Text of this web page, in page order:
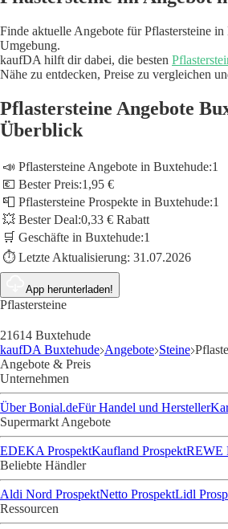
Finde aktuelle Angebote für Pflastersteine
Umgebung.
kaufDA hilft dir dabei, die besten
Nähe zu entdecken, Preise zu vergleichen
Pflastersteine Angebote
Überblick
📣 Pflastersteine Angebote in Buxtehude:1
💶 Bester Preis:1,95 €
📮 Pflastersteine Prospekte in Buxtehude:1
💥 Bester Deal:0,33 € Rabatt
🛒 Geschäfte in Buxtehude:1
⏱️ Letzte Aktualisierung: 31.07.2026
App herunterladen!
Pflastersteine
21614 Buxtehude
kaufDA Buxtehude Angebote Steine
Angebote & Preis
Unternehmen
Über Bonial.deFür Handel und Hersteller
Supermarkt Angebote
EDEKA ProspektKaufland ProspektREWE
Beliebte Händler
Aldi Nord ProspektNetto ProspektLidl
Ressourcen